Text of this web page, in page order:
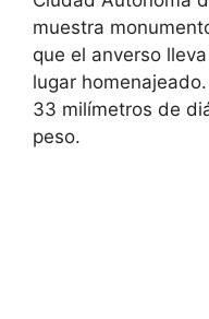
muestra
que el anverso
lugar
33 milímetros de
peso.